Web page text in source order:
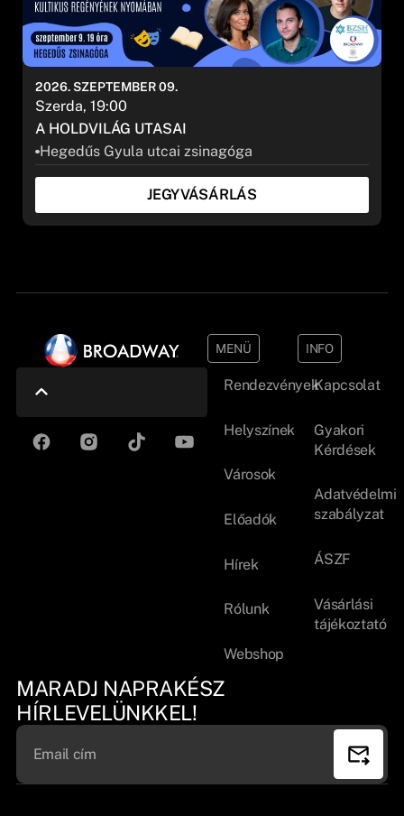
A HOLDVILÁG UTASAI
Hegedűs Gyula utcai zsinagóga
2026. SZEPTEMBER 09.
Szerda, 19:00
JEGYVÁSÁRLÁS
MENÜ
Rendezvények
Helyszínek
Városok
Előadók
Hírek
Rólunk
Webshop
INFO
Kapcsolat
Gyakori
Kérdések
Adatvédelmi
szabályzat
ÁSZF
Vásárlási
tájékoztató
MARADJ NAPRAKÉSZ
HÍRLEVELÜNKKEL!